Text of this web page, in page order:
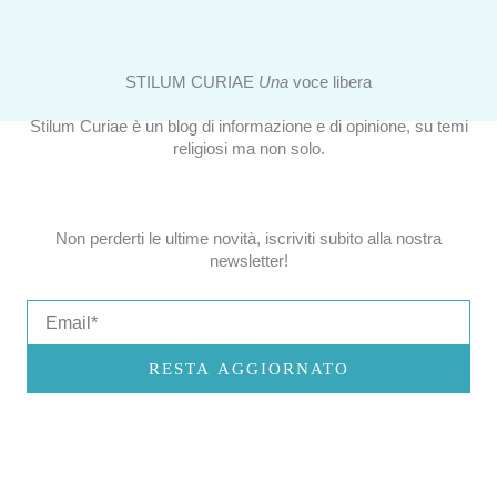
STILUM CURIAE Una voce libera
Stilum Curiae è un blog di informazione e di opinione, su temi
religiosi ma non solo.
Non perderti le ultime novità, iscriviti subito alla nostra
newsletter!
RESTA AGGIORNATO